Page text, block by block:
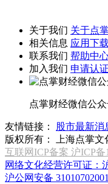
关于我们 关于点
相关信息 应用下载
联系我们 帮助中
加入我们 申请认
点掌财经微信公
友情链接： 股市最新消
版权所有：
上海点掌
互联网ICP备案 沪ICP备
网络文化经营许可证：
沪公网安备